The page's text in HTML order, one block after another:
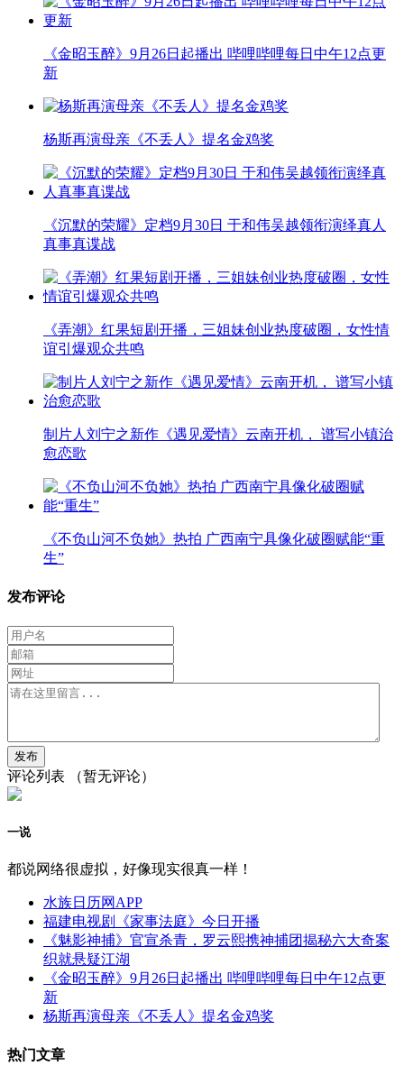
《金昭玉醉》9月26日起播出 哔哩哔哩每日中午12点更
新
杨斯再演母亲《不丢人》提名金鸡奖
《沉默的荣耀》定档9月30日 于和伟吴越领衔演绎真人
真事真谍战
《弄潮》红果短剧开播，三姐妹创业热度破圈，女性情
谊引爆观众共鸣
制片人刘宁之新作《遇见爱情》云南开机， 谱写小镇治
愈恋歌
《不负山河不负她》热拍 广西南宁具像化破圈赋能“重
生”
发布评论
评论列表 （暂无评论）
一说
都说网络很虚拟，好像现实很真一样！
水族日历网APP
福建电视剧《家事法庭》今日开播
《魅影神捕》官宣杀青，罗云熙携神捕团揭秘六大奇案
织就悬疑江湖
《金昭玉醉》9月26日起播出 哔哩哔哩每日中午12点更
新
杨斯再演母亲《不丢人》提名金鸡奖
热门文章